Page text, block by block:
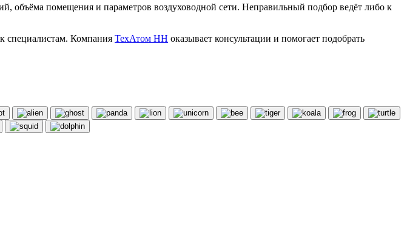
объёма помещения и параметров воздуховодной сети. Неправильный подбор ведёт либо к
специалистам. Компания ТехАтом НН оказывает консультации и помогает подобрать